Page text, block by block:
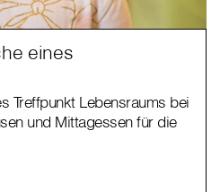
eines
Treffpunkt Lebensraums bei
und Mittagessen für die